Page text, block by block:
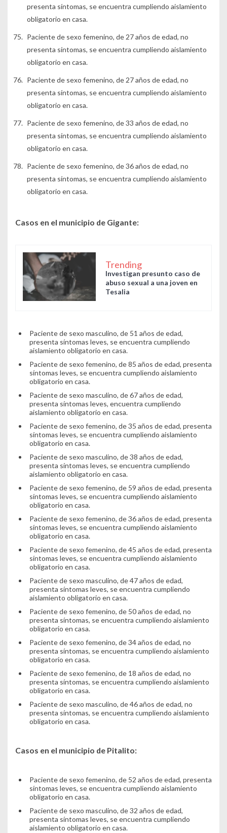
presenta síntomas, se encuentra cumpliendo aislamiento
obligatorio en casa.
Paciente de sexo femenino, de 27 años de edad, no
presenta síntomas, se encuentra cumpliendo aislamiento
obligatorio en casa.
Paciente de sexo femenino, de 27 años de edad, no
presenta síntomas, se encuentra cumpliendo aislamiento
obligatorio en casa.
Paciente de sexo femenino, de 33 años de edad, no
presenta síntomas, se encuentra cumpliendo aislamiento
obligatorio en casa.
Paciente de sexo femenino, de 36 años de edad, no
presenta síntomas, se encuentra cumpliendo aislamiento
obligatorio en casa.
Casos en el municipio de Gigante:
Trending
Investigan presunto caso de
abuso sexual a una joven en
Tesalia
Paciente de sexo masculino, de 51 años de edad,
presenta síntomas leves, se encuentra cumpliendo
aislamiento obligatorio en casa.
Paciente de sexo femenino, de 85 años de edad, presenta
síntomas leves, se encuentra cumpliendo aislamiento
obligatorio en casa.
Paciente de sexo masculino, de 67 años de edad,
presenta síntomas leves, encuentra cumpliendo
aislamiento obligatorio en casa.
Paciente de sexo femenino, de 35 años de edad, presenta
síntomas leves, se encuentra cumpliendo aislamiento
obligatorio en casa.
Paciente de sexo masculino, de 38 años de edad,
presenta síntomas leves, se encuentra cumpliendo
aislamiento obligatorio en casa.
Paciente de sexo femenino, de 59 años de edad, presenta
síntomas leves, se encuentra cumpliendo aislamiento
obligatorio en casa.
Paciente de sexo femenino, de 36 años de edad, presenta
síntomas leves, se encuentra cumpliendo aislamiento
obligatorio en casa.
Paciente de sexo femenino, de 45 años de edad, presenta
síntomas leves, se encuentra cumpliendo aislamiento
obligatorio en casa.
Paciente de sexo masculino, de 47 años de edad,
presenta síntomas leves, se encuentra cumpliendo
aislamiento obligatorio en casa.
Paciente de sexo femenino, de 50 años de edad, no
presenta síntomas, se encuentra cumpliendo aislamiento
obligatorio en casa.
Paciente de sexo femenino, de 34 años de edad, no
presenta síntomas, se encuentra cumpliendo aislamiento
obligatorio en casa.
Paciente de sexo femenino, de 18 años de edad, no
presenta síntomas, se encuentra cumpliendo aislamiento
obligatorio en casa.
Paciente de sexo masculino, de 46 años de edad, no
presenta síntomas, se encuentra cumpliendo aislamiento
obligatorio en casa.
Casos en el municipio de Pitalito:
Paciente de sexo femenino, de 52 años de edad, presenta
síntomas leves, se encuentra cumpliendo aislamiento
obligatorio en casa.
Paciente de sexo masculino, de 32 años de edad,
presenta síntomas leves, se encuentra cumpliendo
aislamiento obligatorio en casa.